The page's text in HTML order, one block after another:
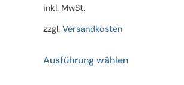
inkl. MwSt.
zzgl. Versandkosten
Ausführung wählenProdukt